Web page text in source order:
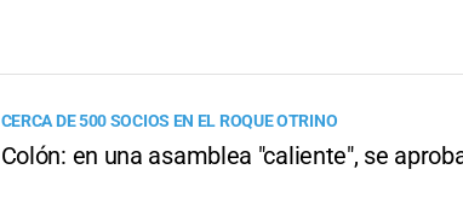
CERCA DE 500 SOCIOS EN EL ROQUE OTRINO
Colón: en una asamblea "caliente", se